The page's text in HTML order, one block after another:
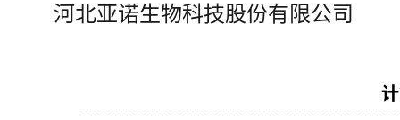
河北亚诺生物科技股份有限公司